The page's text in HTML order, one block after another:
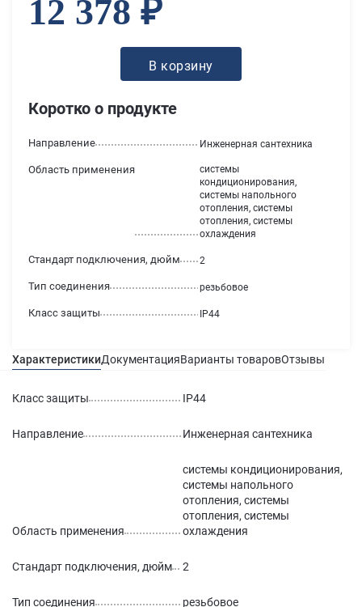
Коротко о продукте
Класс защиты IP44
Направление Инженерная сантехника
Область применения
системы
кондиционирования,
системы напольного
отопления, системы
отопления, системы
охлаждения
Стандарт подключения, дюйм 2
Тип соединения резьбовое
12 378 ₽
В корзину
ХарактеристикиДокументацияВарианты товаровОтзывы
Класс защиты IP44
Направление Инженерная сантехника
Область применения
системы кондиционирования,
системы напольного
отопления, системы
отопления, системы
охлаждения
Стандарт подключения, дюйм 2
Тип соединения резьбовое